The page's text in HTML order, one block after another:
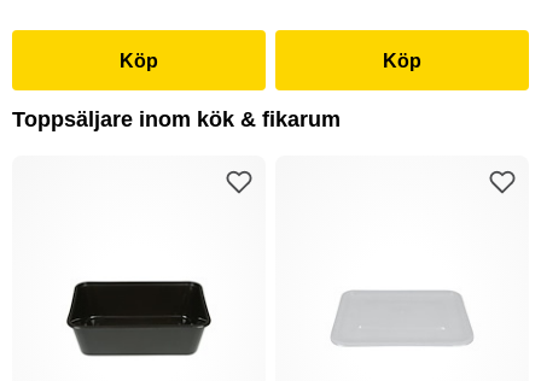
Köp Köp
Toppsäljare inom kök & fikarum